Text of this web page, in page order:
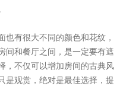
也有很大不同的颜色和花纹，
间和餐厅之间，是一定要有遮
，不仅可以增加房间的古典风
是观赏，绝对是最佳选择，提